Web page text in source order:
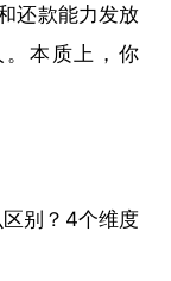
还款能力发放
本质上，你